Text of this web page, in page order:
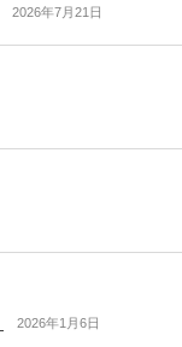
2026年7月21日
2026年1月6日